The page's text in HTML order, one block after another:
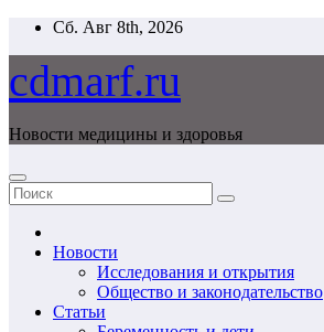
Перейти
содержимому
Сб. Авг 8th, 2026
cdmarf.ru
Новости медицины и здоровья
Новости
Исследования и открытия
Общество и законодательство
Статьи